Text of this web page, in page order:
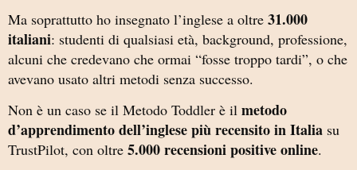
Ma soprattutto ho insegnato l’inglese a oltre 31.000
italiani: studenti di qualsiasi età, background, professione,
alcuni che credevano che ormai “fosse troppo tardi”, o che
avevano usato altri metodi senza successo.
Non è un caso se il Metodo Toddler è il metodo
d’apprendimento dell’inglese più recensito in Italia su
TrustPilot, con oltre 5.000 recensioni positive online.